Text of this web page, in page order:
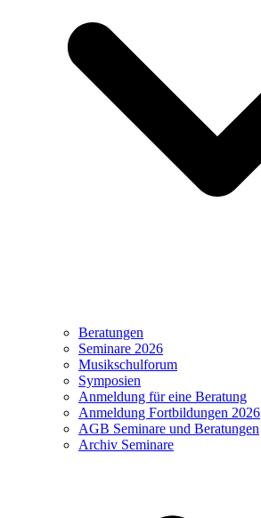
Beratungen
Seminare 2026
Musikschulforum
Symposien
Anmeldung für eine Beratung
Anmeldung Fortbildungen 2026
AGB Seminare und Beratungen
Archiv Seminare